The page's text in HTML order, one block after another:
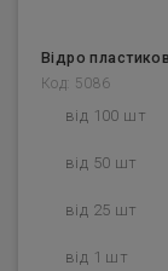
Відро
Код: 5086
від 100 шт
від 50 шт
від 25 шт
від 1 шт